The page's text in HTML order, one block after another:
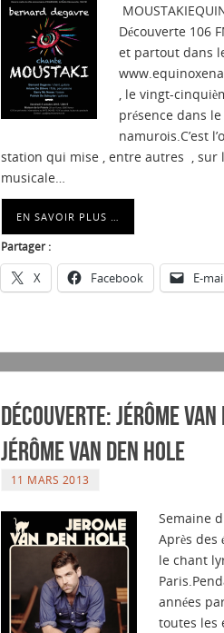
Découverte 106
et partout dans
, le vingt-
présence dans
namurois.C’est
station qui mise , entre autres , sur
musicale…
EN SAVOIR PLUS …
Partager :
X Facebook E-
Découverte: Jérôme Van
Jérôme Van Den Hole
11 MARS 2013
Semaine
Après des
le chant
années
toutes les